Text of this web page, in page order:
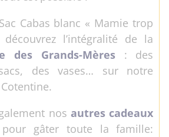
Cabas blanc « Mamie trop
l’intégralité de la
des Grands-Mères : des
des vases… sur notre
nos autres cadeaux
pour gâter toute la famille: